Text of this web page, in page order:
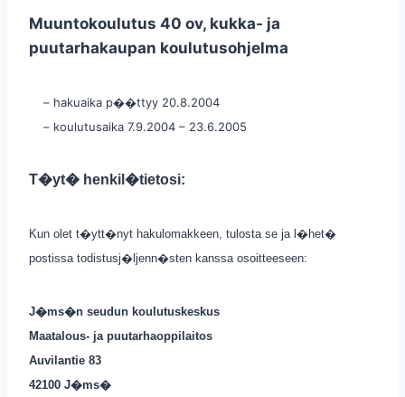
Muuntokoulutus 40 ov, kukka- ja
puutarhakaupan koulutusohjelma
– hakuaika p��ttyy 20.8.2004
– koulutusaika 7.9.2004 – 23.6.2005
T�yt� henkil�tietosi:
Kun olet t�ytt�nyt hakulomakkeen, tulosta se ja l�het�
postissa todistusj�ljenn�sten kanssa osoitteeseen:
J�ms�n seudun koulutuskeskus
Maatalous- ja puutarhaoppilaitos
Auvilantie 83
42100 J�ms�